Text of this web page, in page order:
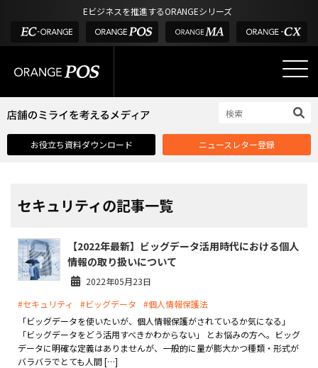
Eビジネスを推進するORANGEシリーズ
タッチパネル式カスタマーディスプレイ
インフラ環境・サポート
酒販・ワイン
サロン
DX推進支援
導入・補助金
デジタル化・AI導入補助金
お役立ち記事
POS お役立ち情報
店舗のミライを考えるメディア
03-6432-0346
電話受付：平日 10:00~17:00
お役立ち資料ダウンロード ニュースレター登録
セキュリティの記事一覧
【2022年最新】ビッグデータ活用時代における個人
情報の取り扱いについて
2022年05月23日
#セキュリティ
#ビッグデータ
#個人情報保護法
「ビッグデータを使いたいが、個人情報保護がされているか気になる」
「ビッグデータをどう活用すべきかわからない」 とお悩みの方へ。ビッグ
データに明確な定義はありませんが、一般的に量が膨大かつ種類・形式が
バラバラでとても人間 […]